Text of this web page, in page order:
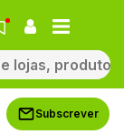
Subscrever